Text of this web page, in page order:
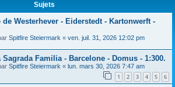
Sujets
de Westerhever - Eiderstedt - Kartonwerft -
Spitfire Steiermark « ven. juil. 31, 2026 12:02 pm
Familia - Barcelone - Domus - 1:300.
Spitfire Steiermark « lun. mars 30, 2026 7:47 am
1 2 3 4 5 6